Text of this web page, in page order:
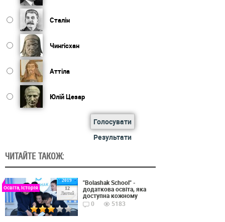
Сталін
Чингісхан
Аттіла
Юлій Цезар
Голосувати
Результати
ЧИТАЙТЕ ТАКОЖ:
2019
12
Лютий
Освіта, Історія
"Bolashak School" -
додаткова освіта, яка
доступна кожному
0
5183